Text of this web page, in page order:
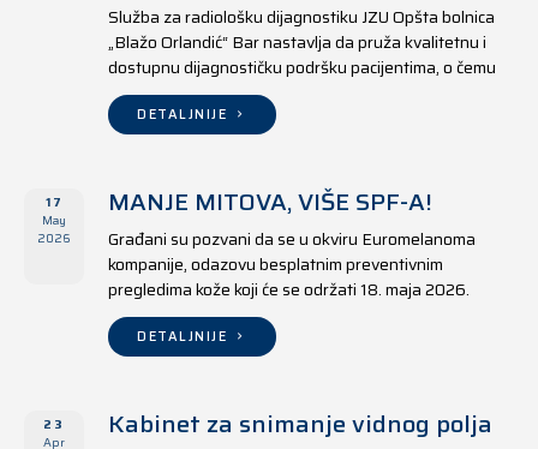
Služba za radiološku dijagnostiku JZU Opšta bolnica
„Blažo Orlandić“ Bar nastavlja da pruža kvalitetnu i
dostupnu dijagnostičku podršku pacijentima, o čemu
svjedoče i rezultati ostvareni u periodu od 1. januara
do 17. juna 2026. godine.
DETALJNIJE
17
May
2026
MANJE MITOVA, VIŠE SPF-A!
Građani su pozvani da se u okviru Euromelanoma
kompanije, odazovu besplatnim preventivnim
pregledima kože koji će se održati 18. maja 2026.
godine u jedanaest opština širom Crne Gore, kako u
državnim tako i u privatnim zdravstvenim ustanovama.
DETALJNIJE
23
Apr
Kabinet za snimanje vidnog polja